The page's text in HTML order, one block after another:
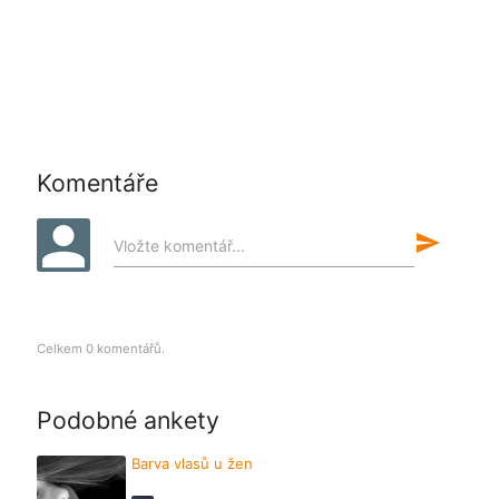
Komentáře
Vložte komentář... send
Celkem 0 komentářů.
Podobné ankety
Barva vlasů u žen